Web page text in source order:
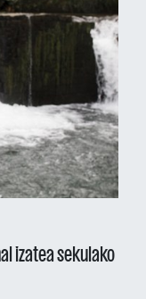
izatea sekulako